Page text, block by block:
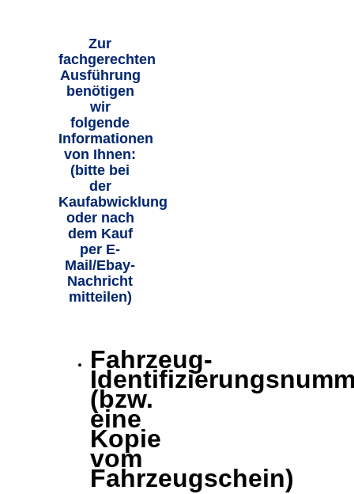
Zur
fachgerechten
Ausführung
benötigen
wir
folgende
Informationen
von Ihnen:
(bitte bei
der
Kaufabwicklung
oder nach
dem Kauf
per E-
Mail/Ebay-
Nachricht
mitteilen)
Fahrzeug-
(bzw.
eine
Kopie
vom
Fahrzeugschein)